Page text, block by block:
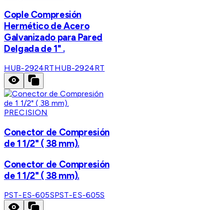
Cople Compresión
Hermético de Acero
Galvanizado para Pared
Delgada de 1" .
HUB-2924RTHUB-2924RT
PRECISION
Conector de Compresión
de 1 1/2" ( 38 mm).
Conector de Compresión
de 1 1/2" ( 38 mm).
PST-ES-605SPST-ES-605S